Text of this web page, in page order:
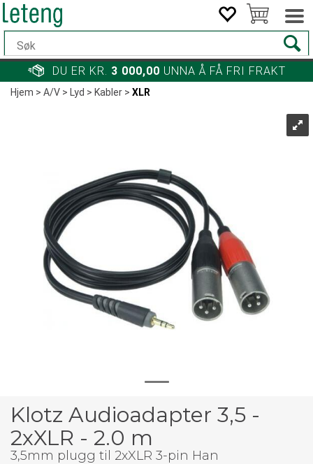
DU ER KR. 3 000,00 UNNA Å FÅ FRI FRAKT
Hjem>A/V>Lyd>Kabler>XLR
Klotz Audioadapter 3,5 -
2xXLR - 2.0 m
3,5mm plugg til 2xXLR 3-pin Han